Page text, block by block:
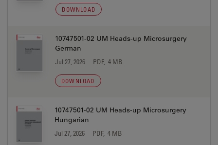
DOWNLOAD
10747501-02 UM Heads-up Microsurgery
German
Jul 27, 2026 PDF, 4 MB
DOWNLOAD
10747501-02 UM Heads-up Microsurgery
Hungarian
Jul 27, 2026 PDF, 4 MB